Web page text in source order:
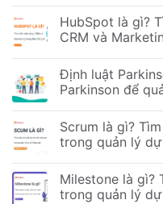
HubSpot là gì?
CRM và
Định luật
Parkinson để
Scrum là gì?
trong quản lý
Milestone là gì?
trong quản lý